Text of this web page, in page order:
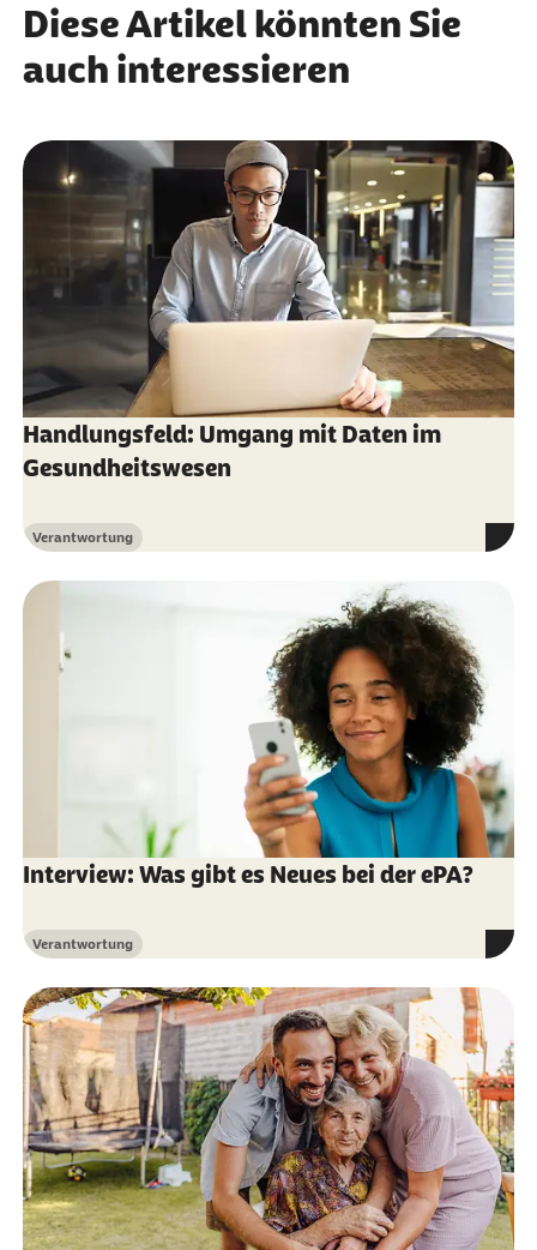
Weiterlesen
Diese Artikel könnten Sie
auch interessieren
Handlungsfeld: Umgang mit Daten im
Gesundheitswesen
Kategorie
Verantwortung
Interview: Was gibt es Neues bei der ePA?
Kategorie
Verantwortung